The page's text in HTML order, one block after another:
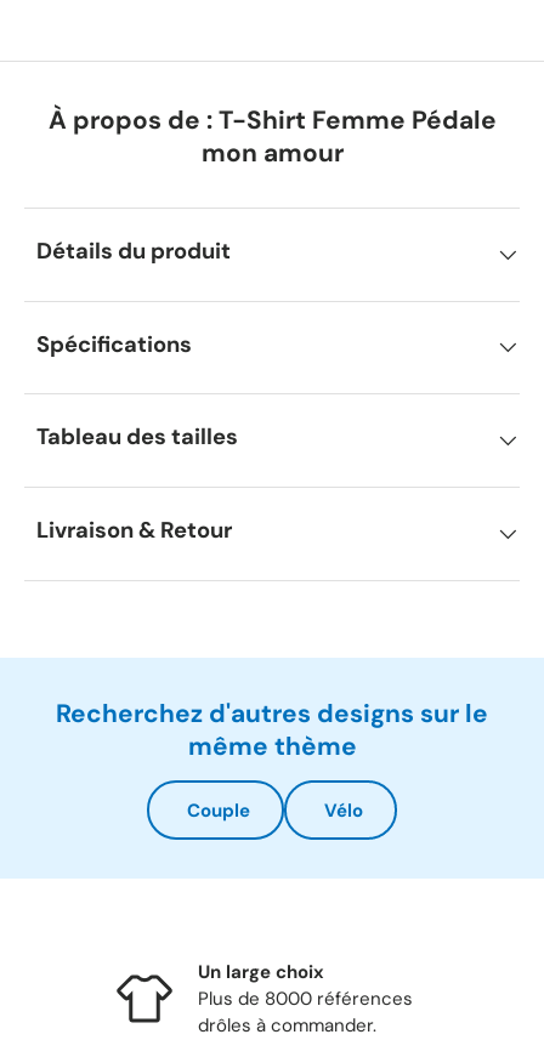
À propos de : T-Shirt Femme Pédale
mon amour
Détails du produit
Spécifications
Tableau des tailles
Livraison & Retour
Recherchez d'autres designs sur le
même thème
Couple Vélo
Un large choix
Plus de 8000 références
drôles à commander.